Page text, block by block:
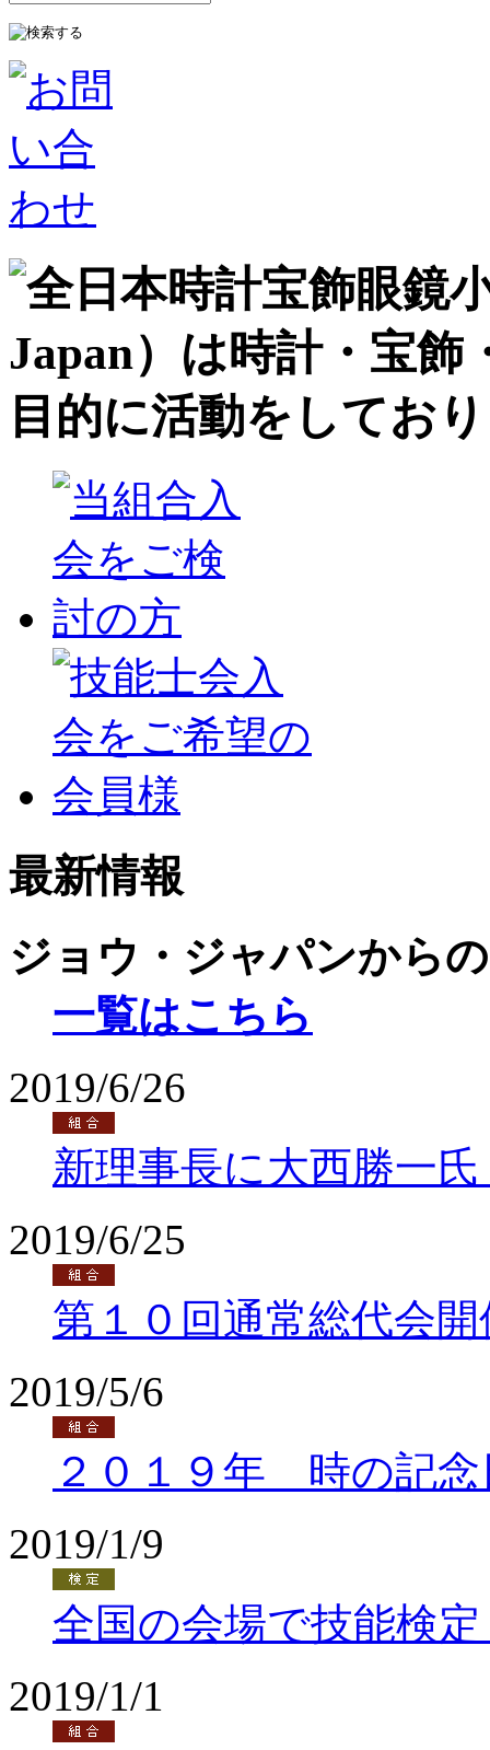
最新情報
ジョウ・ジャパンから
一覧はこちら
2019/6/26
新理事長に大西勝一
2019/6/25
第１０回通常総代会開
2019/5/6
２０１９年 時の記
2019/1/9
全国の会場で技能検
2019/1/1